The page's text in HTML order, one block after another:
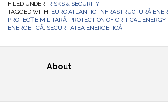
sunt interdependente,
infrastructurile de transport
de gaze şi energie electrică
vecine, România este
Business Continuity
Management
FILED UNDER: RISKS & SECURITY
TAGGED WITH: EURO ATLANTIC, INFRASTRUCTURĂ
PROTECȚIE MILITARĂ, PROTECTION OF CRITICAL
ENERGETICĂ, SECURITATEA ENERGETICĂ
About